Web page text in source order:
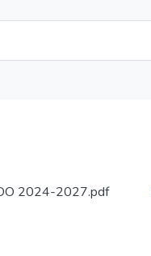
2024-2027.pdf